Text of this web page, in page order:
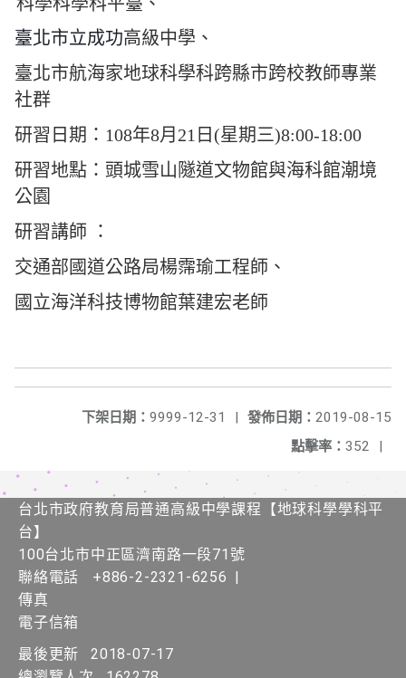
臺北市立成功高級中學、
臺北市航海家地球科學科跨縣市跨校教師專業
社群
研習日期：108年8月21日(星期三)8:00-18:00
研習地點：頭城雪山隧道文物館與海科館潮境
公園
研習講師 ：
交通部國道公路局楊霈瑜工程師、
國立海洋科技博物館葉建宏老師
發佈日期： 2019-08-15
下架日期： 9999-12-31
|
點擊率： 352 |
台北市政府教育局普通高級中學課程​【​地球科學學科平
台】
100台北市中正區濟南路一段71號
聯絡電話
+886-2-2321-6256 |
傳真
電子信箱
最後更新
2018-07-17